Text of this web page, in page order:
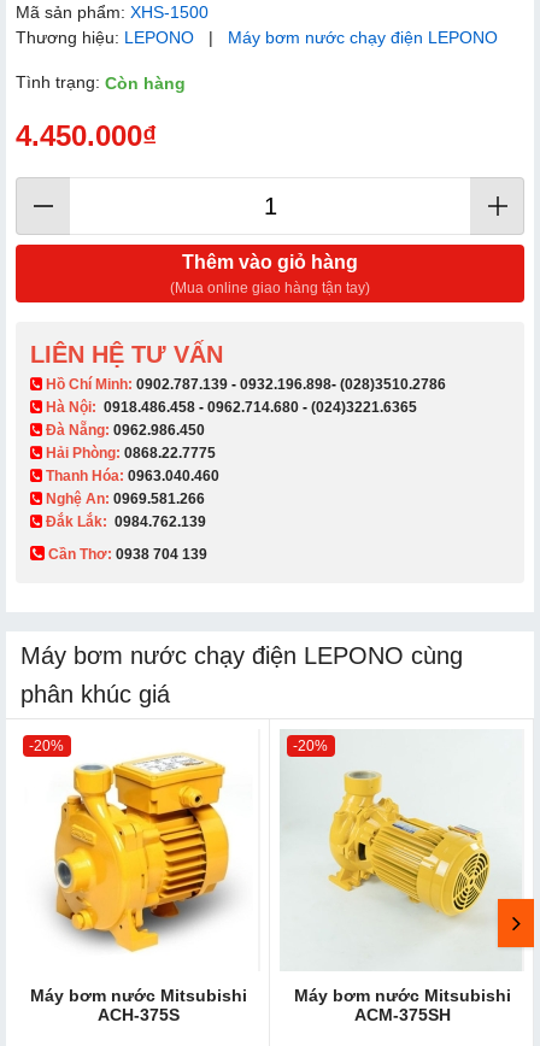
Mã sản phẩm: XHS-1500
Thương hiệu: LEPONO | Máy bơm nước chạy điện LEPONO
Tình trạng: Còn hàng
4.450.000₫
Thêm vào giỏ hàng
(Mua online giao hàng tận tay)
LIÊN HỆ TƯ VẤN
​ Hồ Chí Minh: 0902.787.139 - 0932.196.898- (028)3510.2786
Hà Nội: 0918.486.458 - 0962.714.680 - (024)3221.6365
Đà Nẵng: 0962.986.450
Hải Phòng: 0868.22.7775
Thanh Hóa: 0963.040.460
Nghệ An: 0969.581.266
Đắk Lắk: 0984.762.139
Cần Thơ: 0938 704 139​
Máy bơm nước chạy điện LEPONO cùng
phân khúc giá
-20%
Máy bơm nước Mitsubishi
ACH-375S
-20%
Máy bơm nước Mitsubishi
ACM-375SH